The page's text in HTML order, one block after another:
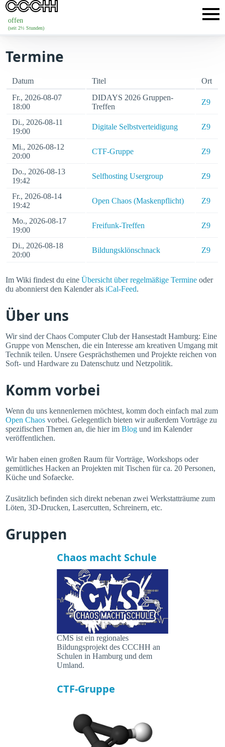
offen
(seit 2½ Stunden)
Termine
Datum Titel
Ort
Fr., 2026-08-07
18:00
DIDAYS 2026 Gruppen-
Treffen
Z9
Di., 2026-08-11
19:00
Digitale Selbstverteidigung Z9
Mi., 2026-08-12
20:00
CTF-Gruppe Z9
Do., 2026-08-13
19:42
Selfhosting Usergroup Z9
Fr., 2026-08-14
19:42
Open Chaos (Maskenpflicht) Z9
Mo., 2026-08-17
19:00
Freifunk-Treffen Z9
Di., 2026-08-18
20:00
Bildungsklönschnack Z9
Im Wiki findest du eineÜbersicht über regelmäßige Termine oder
du abonnierst den Kalender alsiCal-Feed.
Über uns
Wir sind der Chaos Computer Club der Hansestadt Hamburg: Eine
Gruppe von Menschen, die ein Interesse am kreativen Umgang mit
Technik teilen. Unsere Gesprächsthemen und Projekte reichen von
Soft- und Hardware zu Datenschutz und Netzpolitik.
Komm vorbei
Wenn du uns kennenlernen möchtest, komm doch einfach mal zum
Open Chaos vorbei. Gelegentlich bieten wir außerdem Vorträge zu
spezifischen Themen an, die hier imBlog und im Kalender
veröffentlichen.
Wir haben einen großen Raum für Vorträge, Workshops oder
gemütliches Hacken an Projekten mit Tischen für ca. 20 Personen,
Küche und Sofaecke.
Zusätzlich befinden sich direkt nebenan zwei Werkstatträume zum
Löten, 3D-Drucken, Lasercutten, Schreinern, etc.
Gruppen
Chaos macht Schule
CMS ist ein regionales
Bildungsprojekt des CCCHH an
Schulen in Hamburg und dem
Umland.
CTF-Gruppe